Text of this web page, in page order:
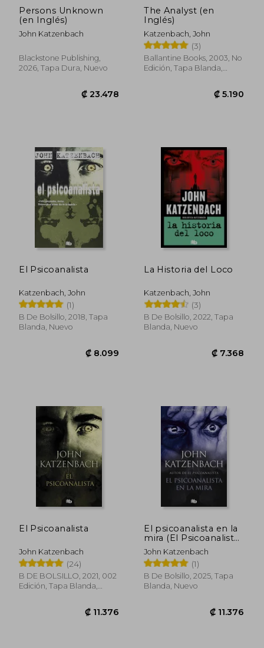
Persons Unknown
(en Inglés)
John Katzenbach
Blackstone Publishing,
2026, Tapa Dura, Nuevo
₡ 23.478
The Analyst (en
Inglés)
Katzenbach, John
(3)
Ballantine Books, 2003, No
Edición, Tapa Blanda,
El Psicoanalista
Katzenbach, John
(1)
B De Bolsillo, 2018, Tapa
Blanda, Nuevo
₡ 8.099
La Historia del Loco
Katzenbach, John
(3)
B De Bolsillo, 2022, Tapa
Blanda, Nuevo
El Psicoanalista
John Katzenbach
(24)
B DE BOLSILLO, 2021, 002
Edición, Tapa Blanda,
El psicoanalista en la
mira (El Psicoanalista
3)
John Katzenbach
(1)
B De Bolsillo, 2025, Tapa
Blanda, Nuevo